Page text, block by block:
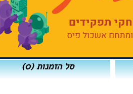
סל הזמנות(0)